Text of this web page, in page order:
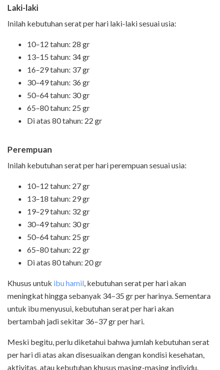
Laki-laki
Inilah kebutuhan serat per hari laki-laki sesuai usia:
10–12 tahun: 28 gr
13–15 tahun: 34 gr
16–29 tahun: 37 gr
30–49 tahun: 36 gr
50–64 tahun: 30 gr
65–80 tahun: 25 gr
Di atas 80 tahun: 22 gr
Perempuan
Inilah kebutuhan serat per hari perempuan sesuai usia:
10–12 tahun: 27 gr
13–18 tahun: 29 gr
19–29 tahun: 32 gr
30–49 tahun: 30 gr
50–64 tahun: 25 gr
65–80 tahun: 22 gr
Di atas 80 tahun: 20 gr
Khusus untuk ibu hamil , kebutuhan serat per hari akan
meningkat hingga sebanyak 34–35 gr per harinya. Sementara
untuk ibu menyusui, kebutuhan serat per hari akan
bertambah jadi sekitar 36–37 gr per hari.
Meski begitu, perlu diketahui bahwa jumlah kebutuhan serat
per hari di atas akan disesuaikan dengan kondisi kesehatan,
aktivitas, atau kebutuhan khusus masing-masing individu.